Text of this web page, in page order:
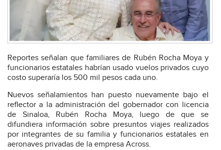
Reportes señalan que familiares de Rubén Rocha Moya y
funcionarios estatales habrían usado vuelos privados cuyo
costo superaría los 500 mil pesos cada uno.
Nuevos señalamientos han puesto nuevamente bajo el
reflector a la administración del gobernador con licencia
de Sinaloa, Rubén Rocha Moya, luego de que se
difundiera información sobre presuntos viajes realizados
por integrantes de su familia y funcionarios estatales en
aeronaves privadas de la empresa Across.